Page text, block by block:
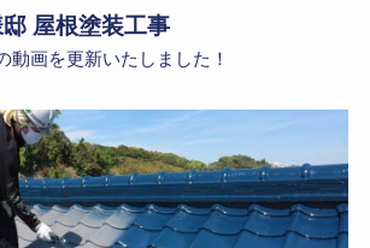
屋根塗装工事
動画を更新いたしました！